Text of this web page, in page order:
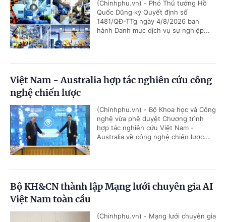
(Chinhphu.vn) - Phó Thủ tướng Hồ
Quốc Dũng ký Quyết định số
1481/QĐ-TTg ngày 4/8/2026 ban
hành Danh mục dịch vụ sự nghiệp...
Việt Nam - Australia hợp tác nghiên cứu công
nghệ chiến lược
(Chinhphu.vn) - Bộ Khoa học và Công
nghệ vừa phê duyệt Chương trình
hợp tác nghiên cứu Việt Nam -
Australia về công nghệ chiến lược...
Bộ KH&CN thành lập Mạng lưới chuyên gia AI
Việt Nam toàn cầu
(Chinhphu.vn) - Mạng lưới chuyên gia